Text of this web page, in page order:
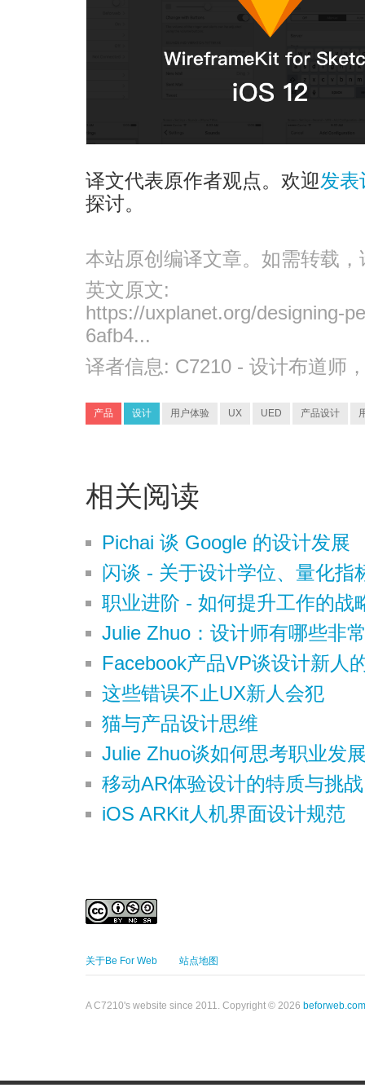
译文代表原作者观点。欢迎发表
探讨。
本站原创编译文章。如需转载
英文原文:
https://uxplanet.org/designing-
6afb4...
译者信息: C7210 - 设计布道师
产品 设计 用户体验 UX UED 产品设计
相关阅读
Pichai 谈 Google 的设计发展
闪谈 - 关于设计学位、量化指
职业进阶 - 如何提升工作的战
Julie Zhuo：设计师有哪些非
Facebook产品VP谈设计新人
这些错误不止UX新人会犯
猫与产品设计思维
Julie Zhuo谈如何思考职业发
移动AR体验设计的特质与挑战
iOS ARKit人机界面设计规范
关于Be For Web 站点地图
A C7210's website since 2011. Copyright © 2026 beforweb.com